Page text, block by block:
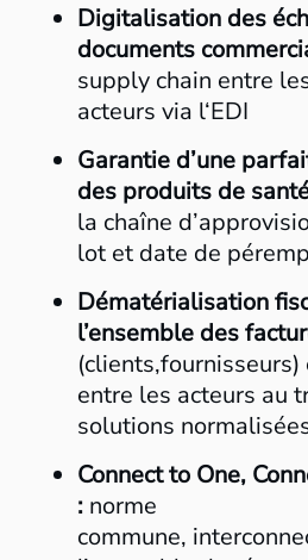
Digitalisation des
documents
supply chain entre
acteurs via l‘EDI
Garantie d’une
des produits de
la chaîne
lot et date de
Dématérialisation
l’ensemble des
(clients,fournisseurs)
entre les acteurs au
solutions
Connect to One,
:norme
commune,